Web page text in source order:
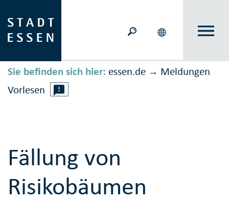
Sie befinden sich hier: essen.de → Meldungen
Vorlesen
Fällung von
Risikobäumen